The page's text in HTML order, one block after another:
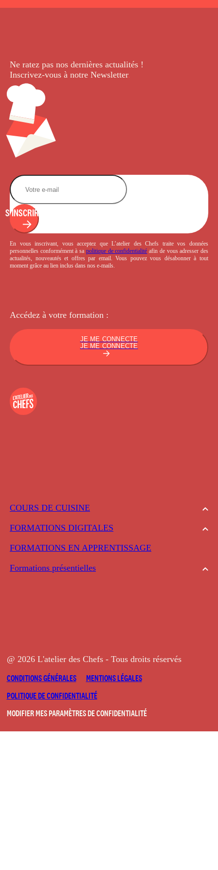
COURS DE CUISINE
FORMATIONS DIGITALES
FORMATIONS EN APPRENTISSAGE
Formations présentielles
Ne ratez pas nos dernières actualités !
Inscrivez-vous à notre Newsletter.
S'INSCRIRE
En vous inscrivant, vous acceptez que L’atelier des Chefs traite vos données
personnelles conformément à sa politique de confidentialité afin de vous adresser des
actualités, nouveautés et offres par email. Vous pouvez vous désabonner à tout
moment grâce au lien inclus dans nos e-mails.
Accédez à votre formation :
JE ME CONNECTE
JE ME CONNECTE
@ 2026 L'atelier des Chefs - Tous droits réservés
CONDITIONS GÉNÉRALES
MENTIONS LÉGALES
POLITIQUE DE CONFIDENTIALITÉ
MODIFIER MES PARAMÈTRES DE CONFIDENTIALITÉ